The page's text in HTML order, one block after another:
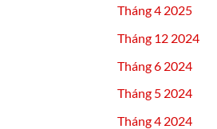
Tháng 4 2025
Tháng 12 2024
Tháng 6 2024
Tháng 5 2024
Tháng 4 2024